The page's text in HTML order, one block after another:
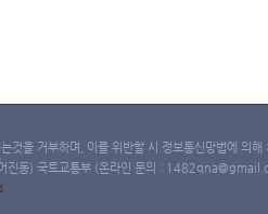
것을 거부하며, 이를 위반할 시 정보통신망법에 의
진동) 국토교통부 (온라인 문의 :